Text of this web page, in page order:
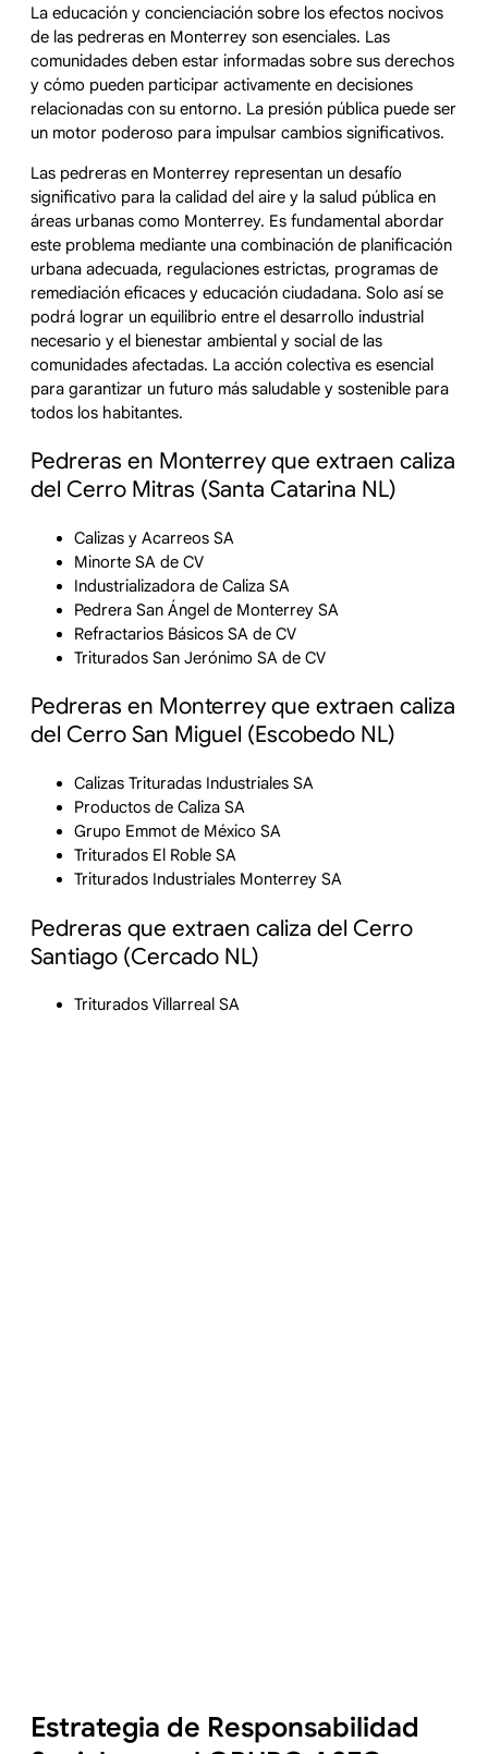
La educación y concienciación sobre los efectos nocivos
de las pedreras en Monterrey son esenciales. Las
comunidades deben estar informadas sobre sus derechos
y cómo pueden participar activamente en decisiones
relacionadas con su entorno. La presión pública puede ser
un motor poderoso para impulsar cambios significativos.
Las pedreras en Monterrey representan un desafío
significativo para la calidad del aire y la salud pública en
áreas urbanas como Monterrey. Es fundamental abordar
este problema mediante una combinación de planificación
urbana adecuada, regulaciones estrictas, programas de
remediación eficaces y educación ciudadana. Solo así se
podrá lograr un equilibrio entre el desarrollo industrial
necesario y el bienestar ambiental y social de las
comunidades afectadas. La acción colectiva es esencial
para garantizar un futuro más saludable y sostenible para
todos los habitantes.
Pedreras en Monterrey que extraen caliza
del Cerro Mitras (Santa Catarina NL)
Calizas y Acarreos SA
Minorte SA de CV
Industrializadora de Caliza SA
Pedrera San Ángel de Monterrey SA
Refractarios Básicos SA de CV
Triturados San Jerónimo SA de CV
Pedreras en Monterrey que extraen caliza
del Cerro San Miguel (Escobedo NL)
Calizas Trituradas Industriales SA
Productos de Caliza SA
Grupo Emmot de México SA
Triturados El Roble SA
Triturados Industriales Monterrey SA
Pedreras que extraen caliza del Cerro
Santiago (Cercado NL)
Triturados Villarreal SA
Estrategia de Responsabilidad